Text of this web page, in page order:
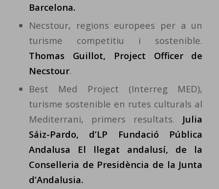
Barcelona.
Necstour, regions europees per a un
turisme competitiu i sostenible.
Thomas Guillot, Project Officer de
Necstour.
Best Med Project (Interreg MED),
turisme sostenible en rutes culturals al
Mediterrani, primers resultats. Julia
Sáiz-Pardo, d’LP Fundació Pública
Andalusa El llegat andalusí, de la
Conselleria de Presidència de la Junta
d’Andalusia.